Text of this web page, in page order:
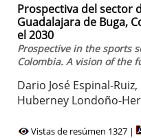
Prospectiva del sector
Guadalajara de Buga,
el 2030
Prospective in the sports
Colombia. A vision of the
Dario José Espinal-
Huberney Londoño-
Vistas de resúmen 1327 |